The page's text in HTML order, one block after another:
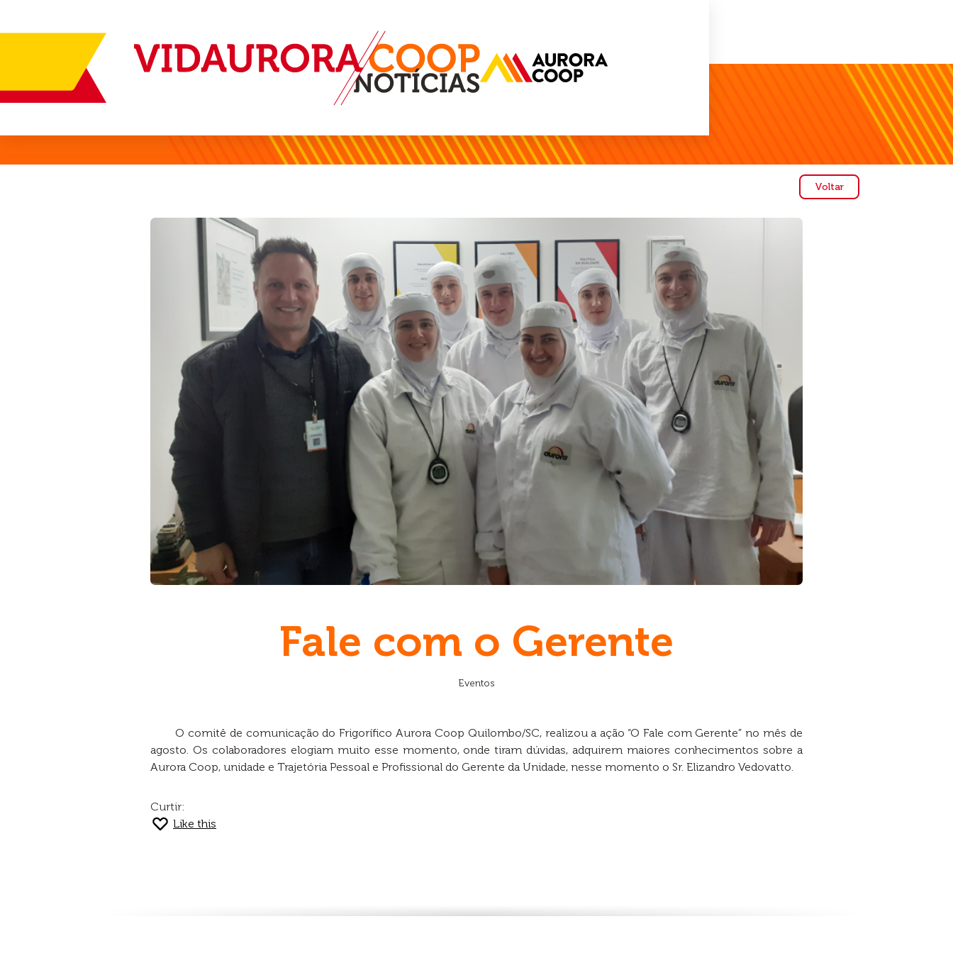
Voltar
Fale com o Gerente
Eventos
O comitê de comunicação do Frigorífico Aurora Coop Quilombo/SC, realizou a ação “O Fale com Gerente” no mês de
agosto. Os colaboradores elogiam muito esse momento, onde tiram dúvidas, adquirem maiores conhecimentos sobre a
Aurora Coop, unidade e Trajetória Pessoal e Profissional do Gerente da Unidade, nesse momento o Sr. Elizandro Vedovatto.
Curtir:
Like this